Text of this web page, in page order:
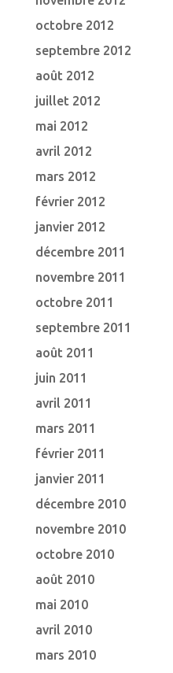
octobre 2012
septembre 2012
août 2012
juillet 2012
mai 2012
avril 2012
mars 2012
février 2012
janvier 2012
décembre 2011
novembre 2011
octobre 2011
septembre 2011
août 2011
juin 2011
avril 2011
mars 2011
février 2011
janvier 2011
décembre 2010
novembre 2010
octobre 2010
août 2010
mai 2010
avril 2010
mars 2010